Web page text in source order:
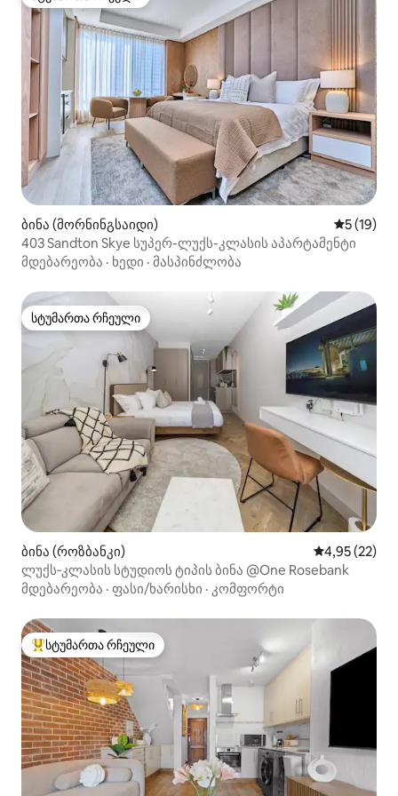
ბინა (მორნინგსაიდი) საშუალო
5 (19)
403 Sandton Skye სუპერ-ლუქს-კლასის აპარტამენტი
მდებარეობა · ხედი · მასპინძლობა
სტუმართა რჩეული
სტუმართა რჩეული
ბინა (როზბანკი) საშუალო
4,95 (22)
ლუქს‑კლასის სტუდიოს ტიპის ბინა @One Rosebank
მდებარეობა · ფასი/ხარისხი · კომფორტი
სტუმართა რჩეული მოწინავე ვარიანტი
სტუმართა რჩეული